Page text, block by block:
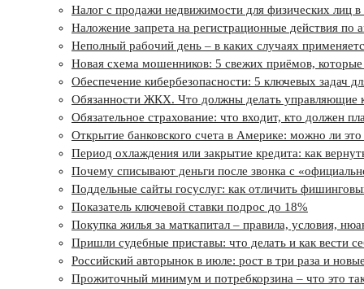
Налог с продажи недвижимости для физических лиц
Наложение запрета на регистрационные действия по
Неполный рабочий день – в каких случаях
Новая схема мошенников: 5 свежих приёмов,
Обеспечение кибербезопасности: 5 ключевых задач
Обязанности ЖКХ. Что должны делать управляющие
Обязательное страхование: что входит, кто должен
Открытие банковского счета в Америке: можно ли
Период охлаждения или закрытие кредита: как
Почему списывают деньги после звонка с
Поддельные сайты госуслуг: как отличить
Показатель ключевой ставки подрос до 18%
Покупка жилья за маткапитал – правила, условия,
Пришли судебные приставы: что делать и как вести
Российский авторынок в июле: рост в три раза и
Прожиточный минимум и потребкорзина – что это